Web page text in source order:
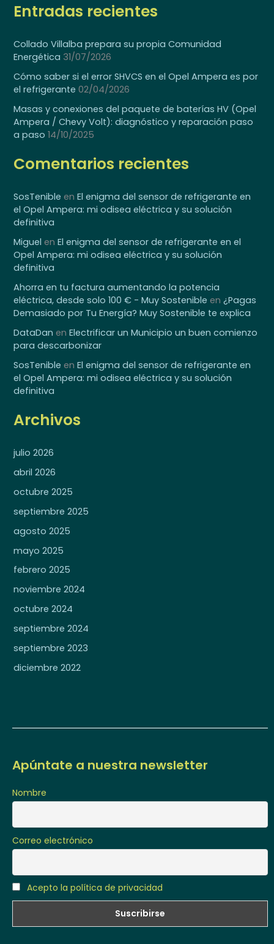
Entradas recientes
Collado Villalba prepara su propia Comunidad
Energética 31/07/2026
Cómo saber si el error SHVCS en el Opel Ampera es por
el refrigerante 02/04/2026
Masas y conexiones del paquete de baterías HV (Opel
Ampera / Chevy Volt): diagnóstico y reparación paso
a paso 14/10/2025
Comentarios recientes
SosTenible enEl enigma del sensor de refrigerante en
el Opel Ampera: mi odisea eléctrica y su solución
definitiva
Miguel enEl enigma del sensor de refrigerante en el
Opel Ampera: mi odisea eléctrica y su solución
definitiva
Ahorra en tu factura aumentando la potencia
eléctrica, desde solo 100 € - Muy Sostenible en¿Pagas
Demasiado por Tu Energía? Muy Sostenible te explica
DataDan enElectrificar un Municipio un buen comienzo
para descarbonizar
SosTenible enEl enigma del sensor de refrigerante en
el Opel Ampera: mi odisea eléctrica y su solución
definitiva
Archivos
julio 2026
abril 2026
octubre 2025
septiembre 2025
agosto 2025
mayo 2025
febrero 2025
noviembre 2024
octubre 2024
septiembre 2024
septiembre 2023
diciembre 2022
Apúntate a nuestra newsletter
Nombre
Correo electrónico
Acepto la política de privacidad